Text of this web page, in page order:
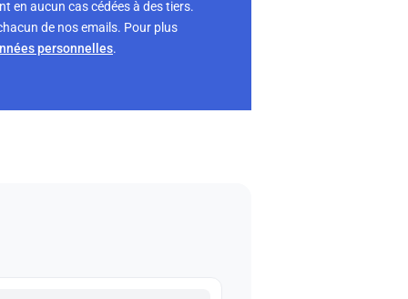
en aucun cas cédées à des tiers.
de nos emails. Pour plus
personnelles.